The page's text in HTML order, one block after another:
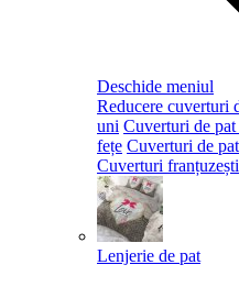
Deschide meniul
Reducere cuverturi
uni Cuverturi de
fețe Cuverturi de
Cuverturi franțuzești
Lenjerie de pat